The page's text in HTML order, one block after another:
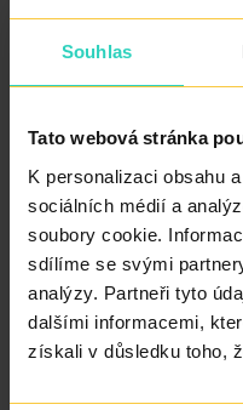
Souhlas
Tato webová stránka
K personalizaci obsahu
sociálních médií a
soubory cookie.
sdílíme se svými
analýzy. Partneři tyto
dalšími informacemi,
získali v důsledku toho,
menstruační bolest,
Hysteroskopie a
V rámci léčby
zda je děloha